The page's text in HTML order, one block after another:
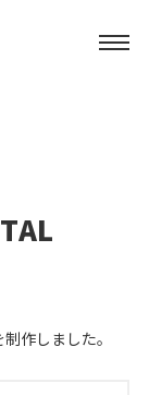
作しました。